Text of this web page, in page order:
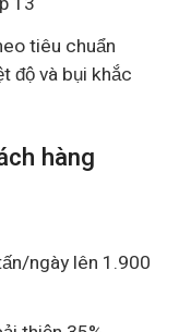
tiêu chuẩn
độ và bụi khắc
hàng
ngày lên 1.900